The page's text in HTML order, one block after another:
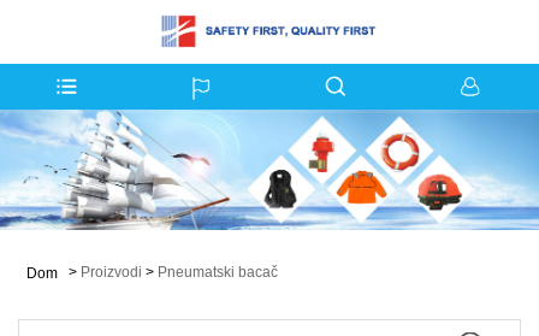
Dom > Proizvodi > Pneumatski bacač